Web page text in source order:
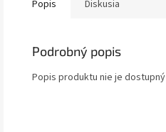
Popis Diskusia
Podrobný popis
Popis produktu nie je dostupný